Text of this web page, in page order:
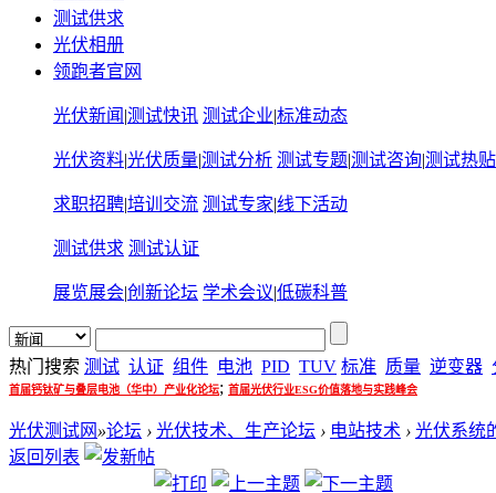
测试供求
光伏相册
领跑者官网
光伏新闻 |测试快讯 测试企业|标准动态
光伏资料|光伏质量|测试分析 测试专题|测试咨询|测试热贴
求职招聘|培训交流 测试专家|线下活动
测试供求 测试认证
展览展会|创新论坛 学术会议|低碳科普
热门搜索 测试 认证 组件 电池 PID TUV 标准 质量 逆变器
首届钙钛矿与叠层电池（华中）产业化论坛; 首届光伏行业ESG价值落地与实践峰会
光伏测试网 »论坛 › 光伏技术、生产论坛 › 电站技术 › 光伏系统
返回列表